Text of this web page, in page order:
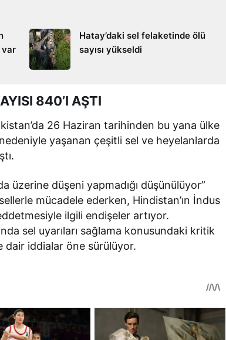
var
Hatay’daki sel felaketinde ölü
sayısı yükseldi
840’I AŞTI
26 Haziran tarihinden bu yana ülke
yaşanan çeşitli sel ve heyelanlarda
üzerine düşeni yapmadığı düşünülüyor”
mücadele ederken, Hindistan’ın İndus
ilgili endişeler artıyor.
sel uyarıları sağlama konusundaki kritik
dair iddialar öne sürülüyor.